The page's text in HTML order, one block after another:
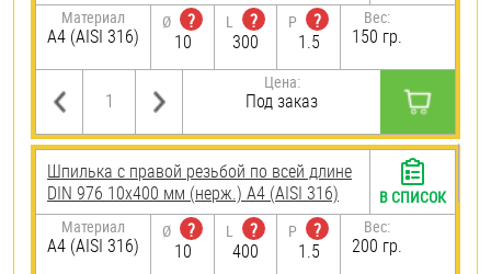
Материал
A4 (AISI 316)
Ø
?
10
L
?
300
P
?
1.5
Вес:
150 гр.
Цена:
Под заказ
Шпилька с правой резьбой по всей длине
DIN 976 10х400 мм (нерж.) A4 (AISI 316)
Материал
A4 (AISI 316)
Ø
?
10
L
?
400
P
?
1.5
Вес:
200 гр.
В СПИСОК